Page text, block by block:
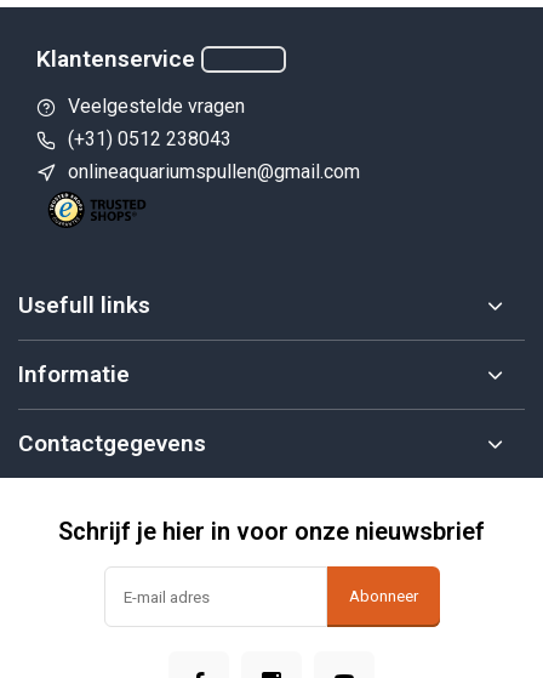
Klantenservice
Veelgestelde vragen
(+31) 0512 238043
onlineaquariumspullen@gmail.com
Usefull links
Informatie
Contactgegevens
Schrijf je hier in voor onze nieuwsbrief
Abonneer